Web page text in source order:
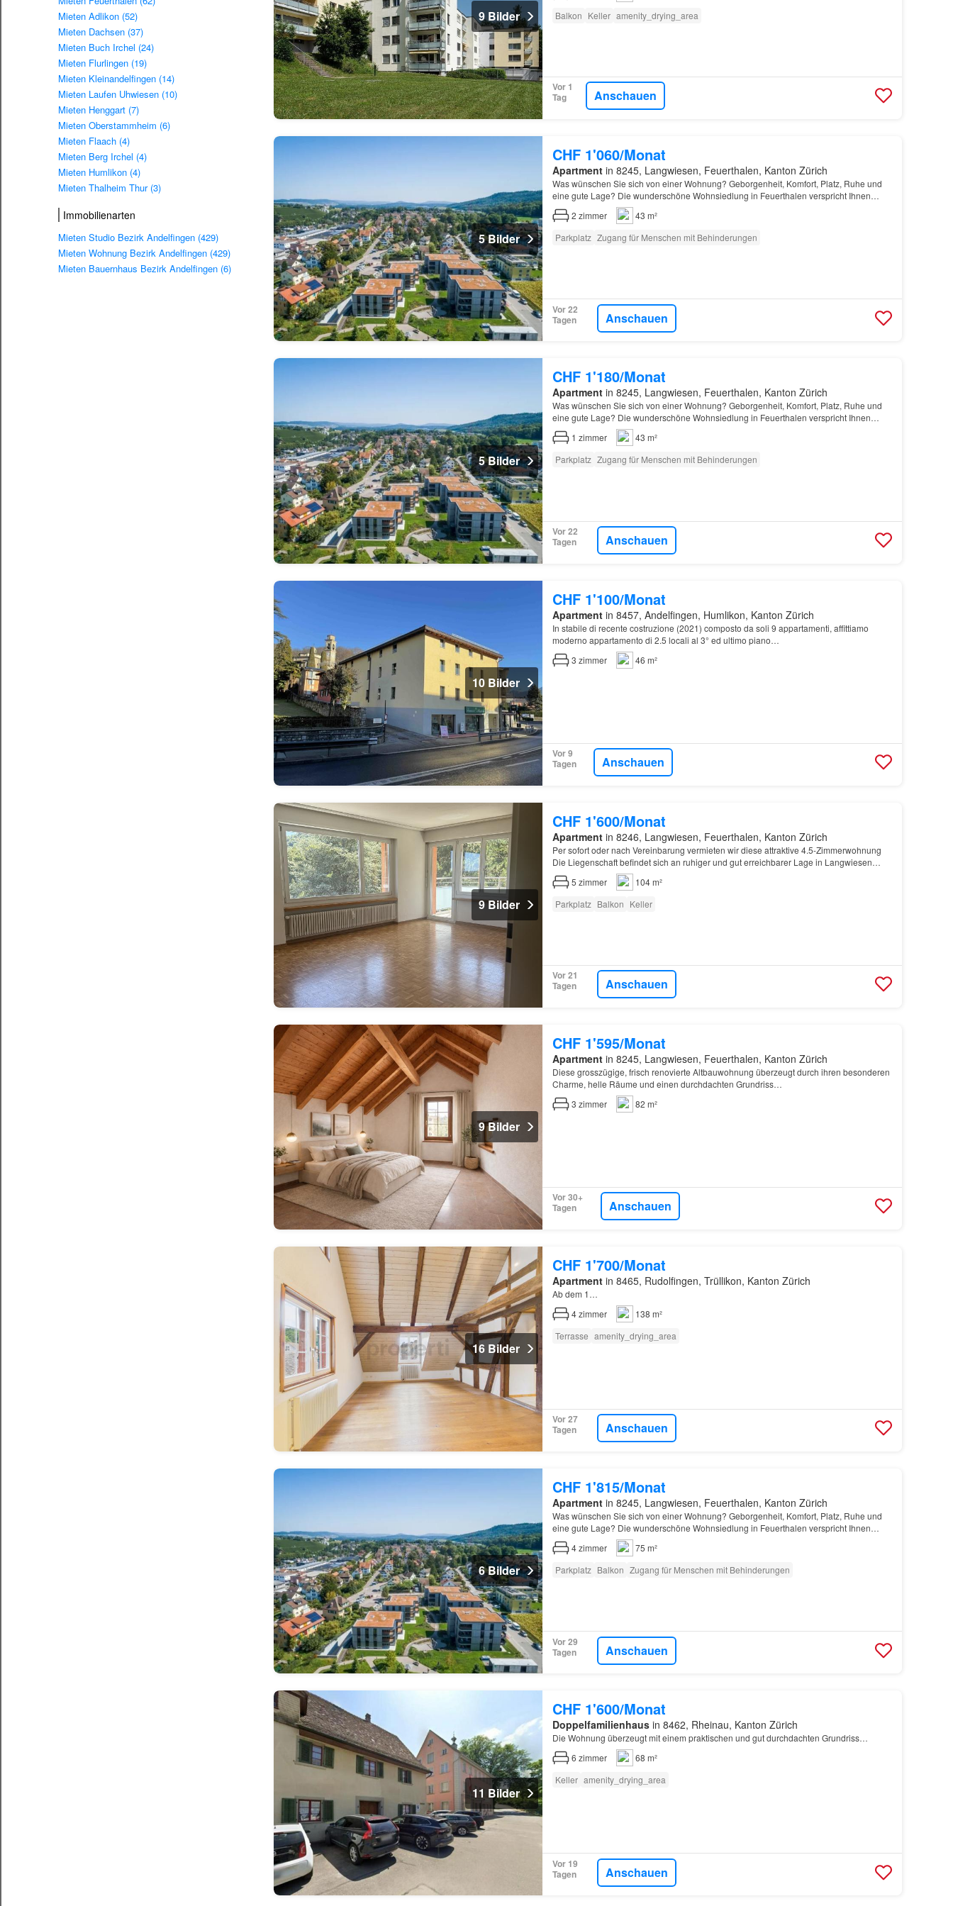
Mieten Adlikon (52)
Mieten Dachsen (37)
Mieten Buch Irchel (24)
Mieten Flurlingen (19)
Mieten Kleinandelfingen (14)
Mieten Laufen Uhwiesen (10)
Mieten Henggart (7)
Mieten Oberstammheim (6)
Mieten Flaach (4)
Mieten Berg Irchel (4)
Mieten Humlikon (4)
Mieten Thalheim Thur (3)
Immobilienarten
Mieten Studio Bezirk Andelfingen (429)
Mieten Wohnung Bezirk Andelfingen (429)
Mieten Bauernhaus Bezirk Andelfingen (6)
9 Bilder Balkon Keller amenity_drying_area
Vor 1
Tag
Anschauen
5 Bilder
CHF 1'060/Monat
Apartmentin 8245, Langwiesen, Feuerthalen, Kanton Zürich
Was wünschen Sie sich von einer Wohnung? Geborgenheit, Komfort, Platz, Ruhe und
eine gute Lage? Die wunderschöne Wohnsiedlung in Feuerthalen verspricht Ihnen
genau das…
2 zimmer
43 m²
Parkplatz Zugang für Menschen mit Behinderungen
Vor 22
Tagen
Anschauen
5 Bilder
CHF 1'180/Monat
Apartmentin 8245, Langwiesen, Feuerthalen, Kanton Zürich
Was wünschen Sie sich von einer Wohnung? Geborgenheit, Komfort, Platz, Ruhe und
eine gute Lage? Die wunderschöne Wohnsiedlung in Feuerthalen verspricht Ihnen
genau das…
1 zimmer
43 m²
Parkplatz Zugang für Menschen mit Behinderungen
Vor 22
Tagen
Anschauen
10 Bilder
CHF 1'100/Monat
Apartmentin 8457, Andelfingen, Humlikon, Kanton Zürich
In stabile di recente costruzione (2021) composto da soli 9 appartamenti, affittiamo
moderno appartamento di 2.5 locali al 3° ed ultimo piano…
3 zimmer 46 m²
Vor 9
Tagen
Anschauen
9 Bilder
CHF 1'600/Monat
Apartmentin 8246, Langwiesen, Feuerthalen, Kanton Zürich
Per sofort oder nach Vereinbarung vermieten wir diese attraktive 4.5-Zimmerwohnung
Die Liegenschaft befindet sich an ruhiger und gut erreichbarer Lage in Langwiesen
Einkaufsmöglichkeiten, öffentliche Verkehrsmittel sowie die…
5 zimmer
104 m²
Parkplatz Balkon Keller
Vor 21
Tagen
Anschauen
9 Bilder
CHF 1'595/Monat
Apartmentin 8245, Langwiesen, Feuerthalen, Kanton Zürich
Diese grosszügige, frisch renovierte Altbauwohnung überzeugt durch ihren besonderen
Charme, helle Räume und einen durchdachten Grundriss…
3 zimmer 82 m²
Vor 30+
Tagen
Anschauen
16 Bilder
CHF 1'700/Monat
Apartmentin 8465, Rudolfingen, Trüllikon, Kanton Zürich
Ab dem 1…
4zimmer
138 m²
Terrasse amenity_drying_area
Vor 27
Tagen
Anschauen
6 Bilder
CHF 1'815/Monat
Apartmentin 8245, Langwiesen, Feuerthalen, Kanton Zürich
Was wünschen Sie sich von einer Wohnung? Geborgenheit, Komfort, Platz, Ruhe und
eine gute Lage? Die wunderschöne Wohnsiedlung in Feuerthalen verspricht Ihnen
genau das…
4zimmer
75 m²
Parkplatz Balkon Zugang für Menschen mit Behinderungen
Vor 29
Tagen
Anschauen
11 Bilder
CHF 1'600/Monat
Doppelfamilienhausin 8462, Rheinau, Kanton Zürich
Die Wohnung überzeugt mit einem praktischen und gut durchdachten Grundriss…
6 zimmer
68 m²
Keller amenity_drying_area
Vor 19
Tagen
Anschauen